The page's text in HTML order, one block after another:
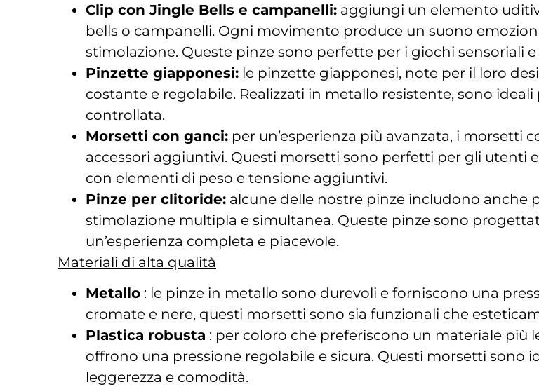
Clip con Jingle Bells e campanelli: aggiungi un elemento
bells o campanelli. Ogni movimento produce un suono
stimolazione. Queste pinze sono perfette per i giochi sensoriali
Pinzette giapponesi: le pinzette giapponesi, note per il loro
costante e regolabile. Realizzati in metallo resistente, sono
controllata.
Morsetti con ganci: per un’esperienza più avanzata, i
accessori aggiuntivi. Questi morsetti sono perfetti per gli utenti
con elementi di peso e tensione aggiuntivi.
Pinze per clitoride: alcune delle nostre pinze includono anche
stimolazione multipla e simultanea. Queste pinze sono
un’esperienza completa e piacevole.
Materiali di alta qualità
Metallo : le pinze in metallo sono durevoli e forniscono una
cromate e nere, questi morsetti sono sia funzionali che
Plastica robusta : per coloro che preferiscono un materiale più
offrono una pressione regolabile e sicura. Questi morsetti sono
leggerezza e comodità.